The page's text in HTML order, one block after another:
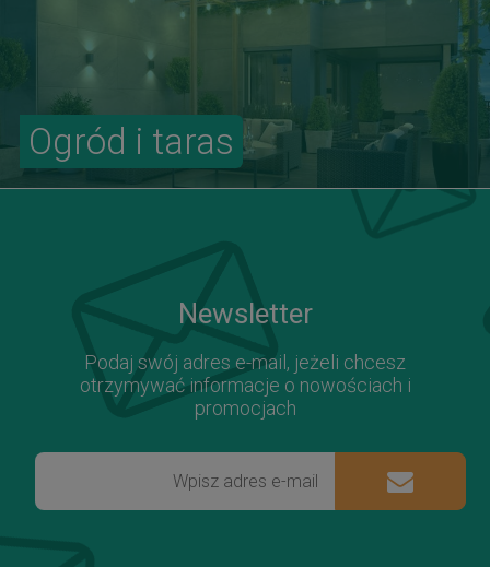
Ogród i taras
Newsletter
Podaj swój adres e-mail, jeżeli chcesz
otrzymywać informacje o nowościach i
promocjach